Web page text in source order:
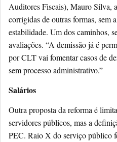
Auditores Fiscais), Mauro Silva,
corrigidas de outras formas, sem
estabilidade. Um dos caminhos,
avaliações. “A demissão já é
por CLT vai fomentar casos de
sem processo administrativo.”
Salários
Outra proposta da reforma é
servidores públicos, mas a
PEC. Raio X do serviço público